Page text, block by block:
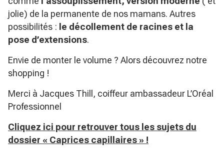
jolie) de la permanente de nos mamans. Autres
possibilités : le décollement de racines et la
pose d’extensions.
Envie de monter le volume ? Alors découvrez notre
shopping !
Merci à Jacques Thill, coiffeur ambassadeur L’Oréal
Professionnel
Cliquez ici pour retrouver tous les sujets du
dossier « Caprices capillaires » !